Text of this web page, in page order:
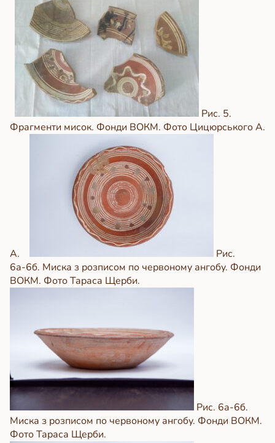
Рис. 5.
Фрагменти мисок. Фонди ВОКМ. Фото Цицюрського А.
А.
Рис.
6а-6б. Миска з розписом по червоному ангобу. Фонди
ВОКМ. Фото Тараса Щерби.
Рис. 6а-6б.
Миска з розписом по червоному ангобу. Фонди ВОКМ.
Фото Тараса Щерби.